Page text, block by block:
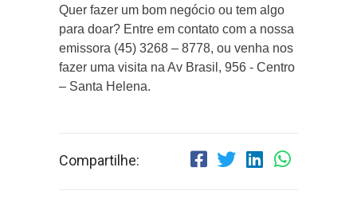
Quer fazer um bom negócio ou tem algo
para doar? Entre em contato com a nossa
emissora (45) 3268 – 8778, ou venha nos
fazer uma visita na Av Brasil, 956 - Centro
– Santa Helena.
Compartilhe: